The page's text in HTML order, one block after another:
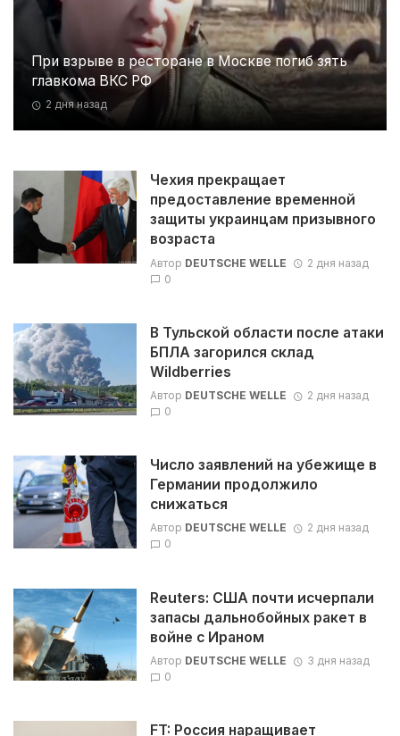
При взрыве в ресторане в Москве погиб зять
главкома ВКС РФ
2 дня назад
Чехия прекращает
предоставление временной
защиты украинцам призывного
возраста
Автор DEUTSCHE WELLE
2 дня назад
0
В Тульской области после атаки
БПЛА загорился склад
Wildberries
Автор DEUTSCHE WELLE
2 дня назад
0
Число заявлений на убежище в
Германии продолжило
снижаться
Автор DEUTSCHE WELLE
2 дня назад
0
Reuters: США почти исчерпали
запасы дальнобойных ракет в
войне с Ираном
Автор DEUTSCHE WELLE
3 дня назад
0
FT: Россия наращивает